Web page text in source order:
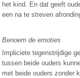
het kind. En dat geeft
een na te streven
Benoem de emoties
Impliciete tegenstrijdige
tussen beide ouders
met beide ouders zonder